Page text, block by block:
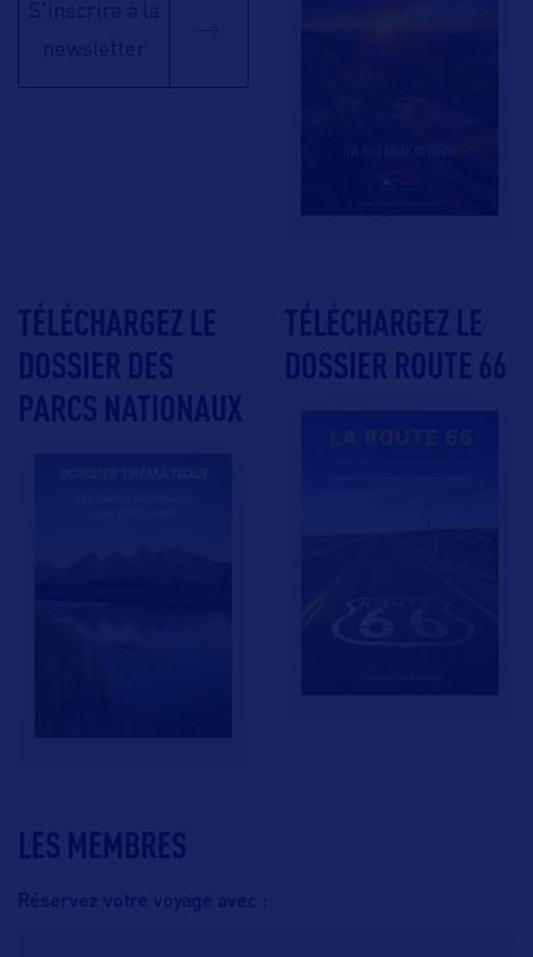
LES MEMBRES
Réservez votre voyage avec :
S'inscrire à la
newsletter
TÉLÉCHARGEZ LE
DOSSIER DES
PARCS NATIONAUX
TÉLÉCHARGEZ LE
DOSSIER ROUTE 66